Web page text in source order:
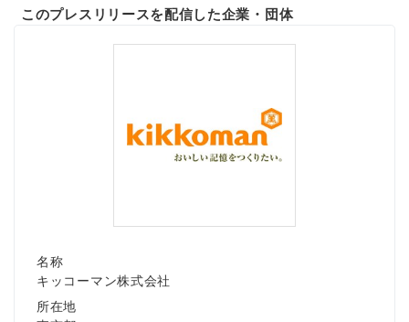
このプレスリリースを配信した企業・団体
名称
キッコーマン株式会社
所在地